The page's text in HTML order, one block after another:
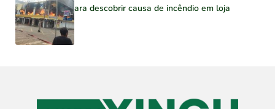
para descobrir causa de incêndio em loja